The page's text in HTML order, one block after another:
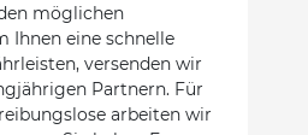
möglichen
Ihnen eine schnelle
versenden wir
Partnern. Für
arbeiten wir